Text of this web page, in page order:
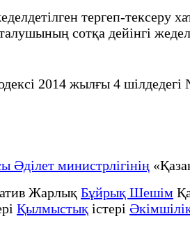
тергеп-тексеру
сотқа дейінгі
2014 жылғы 4
Әділет министрлігінің
Жарлық Бұйрық Шешім
Қылмыстық істері